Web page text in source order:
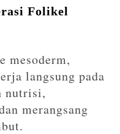
Folikel
mesoderm,
langsung pada
nutrisi,
merangsang